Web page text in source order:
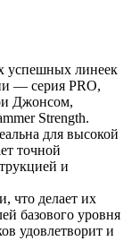
успешных линеек
— серия PRO,
Джонсом,
Strength.
для высокой
точной
и
что делает их
базового уровня
удовлетворит и